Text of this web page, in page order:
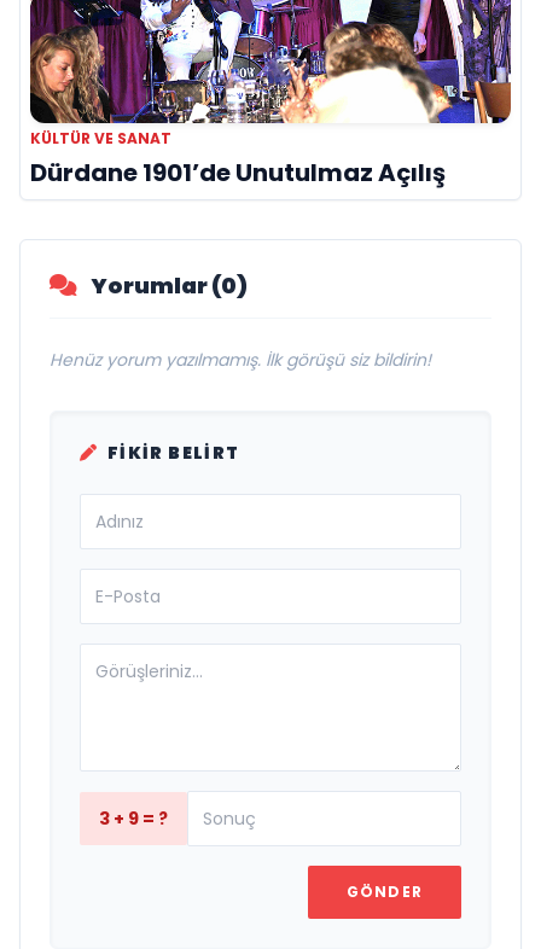
KÜLTÜR VE SANAT
Dürdane 1901’de Unutulmaz Açılış
Yorumlar (0)
Henüz yorum yazılmamış. İlk görüşü siz bildirin!
FIKIR BELIRT
3 + 9 = ?
GÖNDER